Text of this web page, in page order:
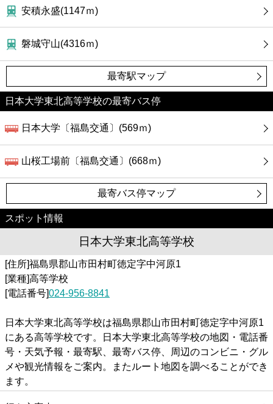
公共
病院
安積永盛(1147ｍ)
磐城守山(4316ｍ)
最寄駅マップ
日本大学東北高等学校の最寄バス停
日本大学〔福島交通〕(569ｍ)
山桜工場前〔福島交通〕(668ｍ)
最寄バス停マップ
スポット情報
日本大学東北高等学校
[住所]福島県郡山市田村町徳定字中河原1
[業種]高等学校
[電話番号]024-956-8841
日本大学東北高等学校は福島県郡山市田村町徳定字中河原1
にある高等学校です。日本大学東北高等学校の地図・電話番
号・天気予報・最寄駅、最寄バス停、周辺のコンビニ・グル
メや観光情報をご案内。またルート地図を調べることができ
ます。